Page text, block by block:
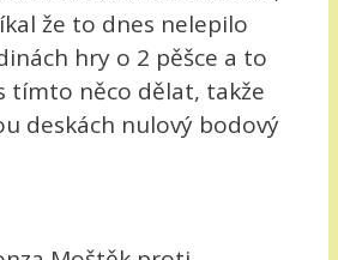
že to dnes nelepilo
hry o 2 pěšce a to
tímto něco dělat, takže
deskách nulový bodový